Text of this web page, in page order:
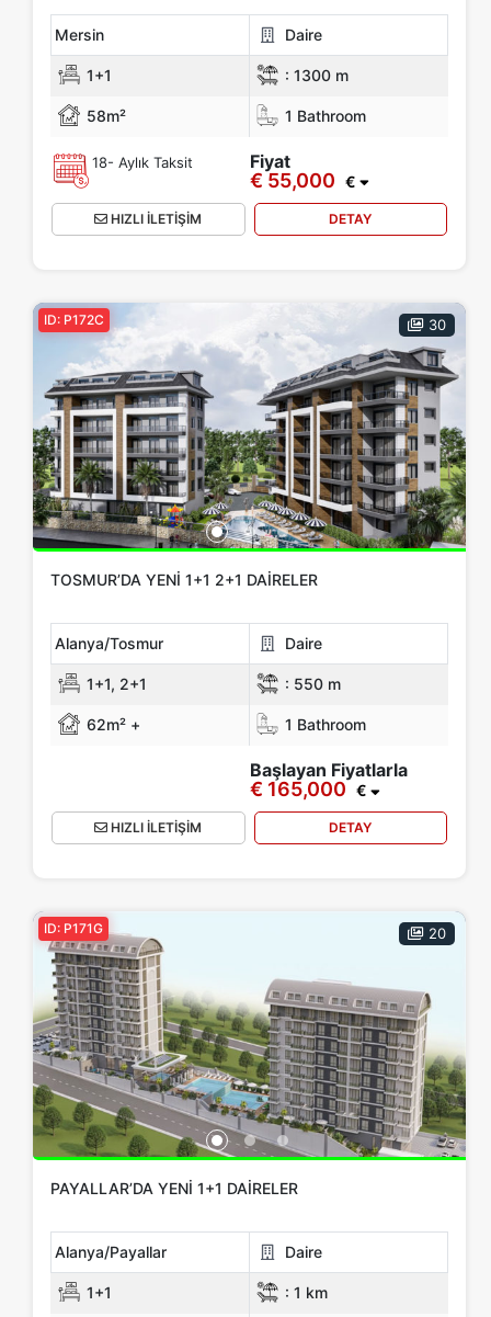
Mersin Daire
1+1 : 1300 m
58m² 1 Bathroom
18- Aylık Taksit Fiyat
€ 55,000 €
HIZLI İLETİŞİM DETAY
30
ID: P172C
TOSMUR’DA YENI 1+1 2+1 DAIRELER
Alanya/Tosmur Daire
1+1, 2+1 : 550 m
62m² + 1 Bathroom
Başlayan Fiyatlarla
€ 165,000 €
HIZLI İLETİŞİM DETAY
20
ID: P171G
PAYALLAR’DA YENI 1+1 DAIRELER
Alanya/Payallar Daire
1+1 : 1 km